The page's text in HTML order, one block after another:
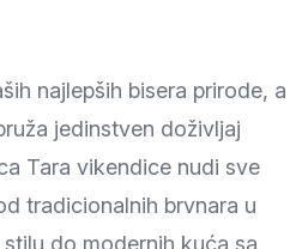
najlepših bisera prirode, a
jedinstven doživljaj
Tara vikendice nudi sve
tradicionalnih brvnara u
do modernih kuća sa